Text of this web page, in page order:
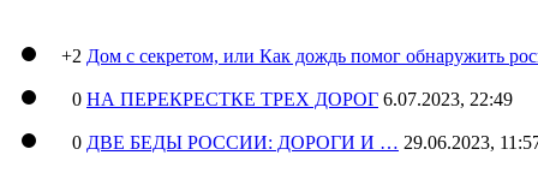
+2 Дом с секретом, или Как дождь помог обнаружить
0 НА ПЕРЕКРЕСТКЕ ТРЕХ ДОРОГ 6.07.2023, 22:49
0 ДВЕ БЕДЫ РОССИИ: ДОРОГИ И … 29.06.2023,